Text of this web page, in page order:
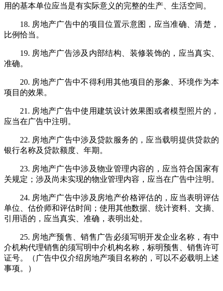
用的基本单位应当是有实际意义的完整的生产、生活空间。
18. 房地产广告中的项目位置示意图，应当准确、清楚，
比例恰当。
19. 房地产广告涉及内部结构、装修装饰的，应当真实、
准确。
20. 房地产广告中不得利用其他项目的形象、环境作为本
项目的效果。
21. 房地产广告中使用建筑设计效果图或者模型照片的，
应当在广告中注明。
22. 房地产广告中涉及贷款服务的，应当载明提供贷款的
银行名称及贷款额度、年期。
23. 房地产广告中涉及物业管理内容的，应当符合国家有
关规定；涉及尚未实现的物业管理内容，应当在广告中注明。
24. 房地产广告中涉及房地产价格评估的，应当表明评估
单位、估价师和评估时间；使用其他数据、统计资料、文摘、
引用语的，应当真实、准确，表明出处。
25. 房地产预售、销售广告必须写明开发企业名称，有中
介机构代理销售的须写明中介机构名称，标明预售、销售许可
证号。（广告中仅介绍房地产项目名称的，可以不必载明上述
事项。）